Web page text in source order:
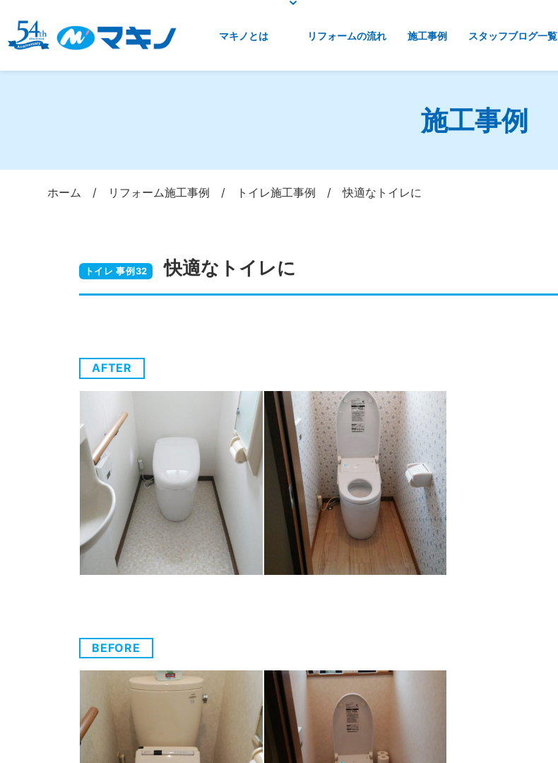
マキノとは リフォームの流れ 施工事例 スタッフブログ一覧
施工事例
ホーム / リフォーム施工事例 / トイレ施工事例 /快適なトイレに
トイレ 事例32 快適なトイレに
AFTER
BEFORE